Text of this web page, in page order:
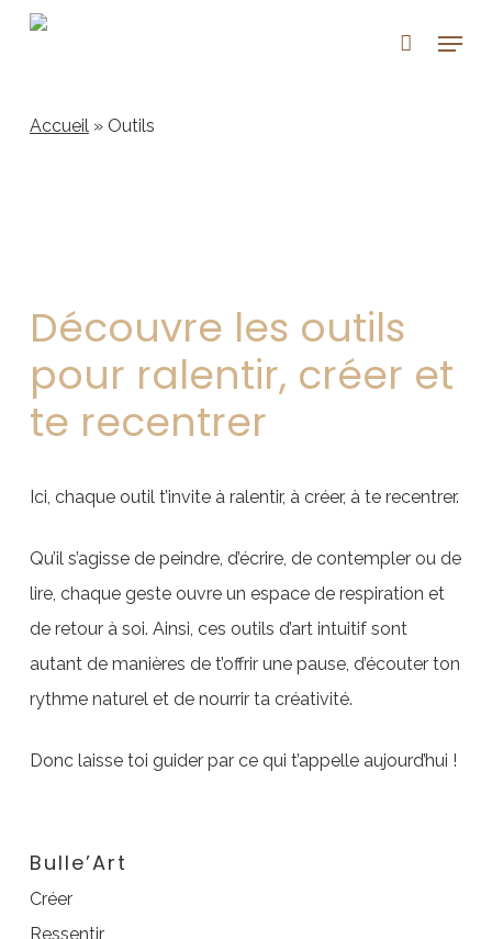
Skip
content
Menu
Accueil» Outils
Découvre les outils
pour ralentir, créer et
te recentrer
Ici, chaque outil t’invite à ralentir, à créer, à te recentrer.
Qu’il s’agisse de peindre, d’écrire, de contempler ou de
lire, chaque geste ouvre un espace de respiration et
de retour à soi. Ainsi, ces outils d’art intuitif sont
autant de manières de t’offrir une pause, d’écouter ton
rythme naturel et de nourrir ta créativité.
Donc laisse toi guider par ce qui t’appelle aujourd’hui !
Bulle’Art
Créer
Ressentir